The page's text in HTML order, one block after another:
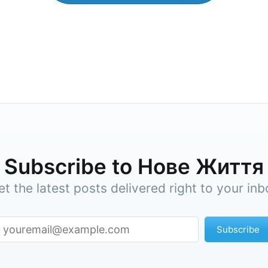
Subscribe to Нове Життя
the latest posts delivered right to your
Subscribe